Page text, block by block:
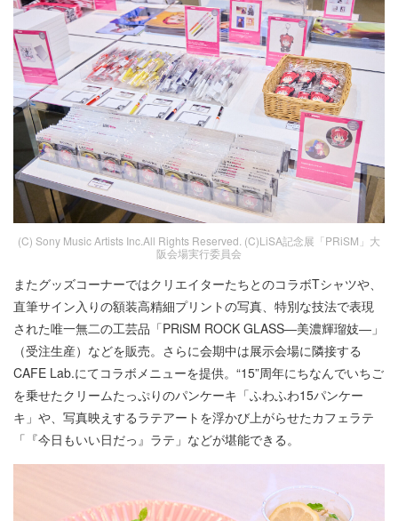
(C) Sony Music Artists Inc.All Rights Reserved. (C)LiSA記念展「PRiSM」大
阪会場実行委員会
またグッズコーナーではクリエイターたちとのコラボTシャツや、
直筆サイン入りの額装高精細プリントの写真、特別な技法で表現
された唯一無二の工芸品「PRiSM ROCK GLASS―美濃輝瑠妓―」
（受注生産）などを販売。さらに会期中は展示会場に隣接する
CAFE Lab.にてコラボメニューを提供。“15”周年にちなんでいちご
を乗せたクリームたっぷりのパンケーキ「ふわふわ15パンケー
キ」や、写真映えするラテアートを浮かび上がらせたカフェラテ
「『今日もいい日だっ』ラテ」などが堪能できる。